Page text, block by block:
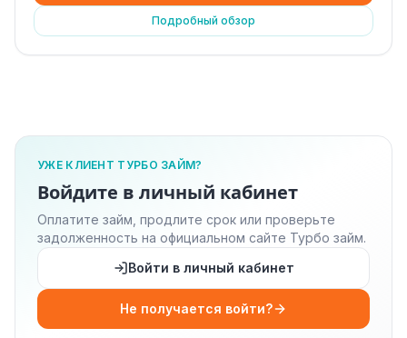
Подробный обзор
УЖЕ КЛИЕНТ ТУРБО ЗАЙМ?
Войдите в личный кабинет
Оплатите займ, продлите срок или проверьте
задолженность на официальном сайте Турбо займ.
Войти в личный кабинет
Не получается войти?